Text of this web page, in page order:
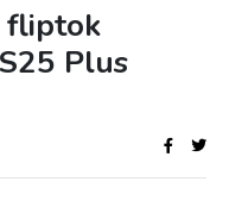
fliptok
Plus